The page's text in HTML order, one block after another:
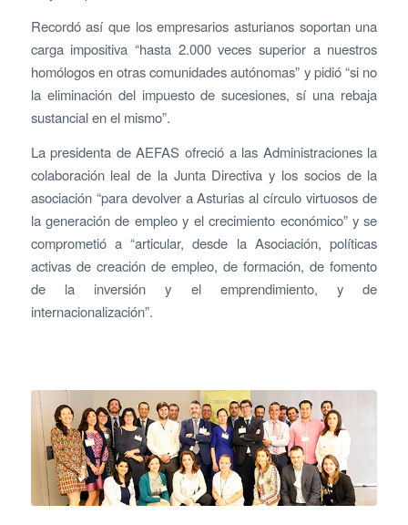
Recordó así que los empresarios asturianos soportan una
carga impositiva “hasta 2.000 veces superior a nuestros
homólogos en otras comunidades autónomas” y pidió “si no
la eliminación del impuesto de sucesiones, sí una rebaja
sustancial en el mismo”.
La presidenta de AEFAS ofreció a las Administraciones la
colaboración leal de la Junta Directiva y los socios de la
asociación “para devolver a Asturias al círculo virtuosos de
la generación de empleo y el crecimiento económico” y se
comprometió a “articular, desde la Asociación, políticas
activas de creación de empleo, de formación, de fomento
de la inversión y el emprendimiento, y de
internacionalización”.